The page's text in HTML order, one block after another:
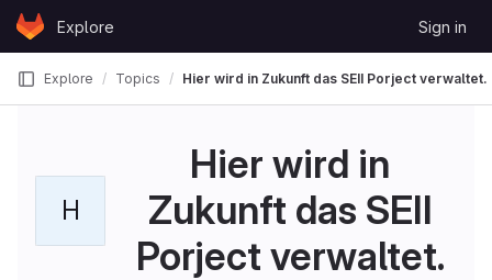
Skip to content
GitLabExplore Sign in
Explore Topics Hier wird in Zukunft das SEII Porject verwaltet.
H
Hier wird in
Zukunft das SEII
Porject verwaltet.